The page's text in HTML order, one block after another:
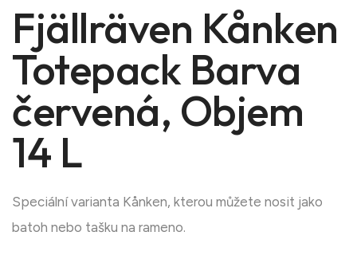
Fjällräven Kånken
Totepack Barva
červená, Objem
14 L
Speciální varianta Kånken, kterou můžete nosit jako
batoh nebo tašku na rameno.